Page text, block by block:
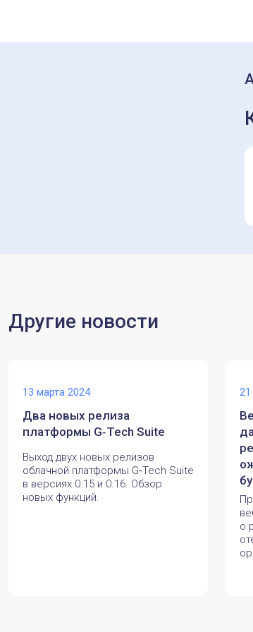
Другие новости
13 марта 2024
Два новых релиза
платформы G‑Tech Suite
Выход двух новых релизов
облачной платформы G‑Tech Suite
в версиях 0.15 и 0.16. Обзор
новых функций.
о